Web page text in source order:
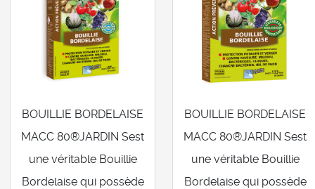
BOUILLIE BORDELAISE
MACC 80®JARDIN Sest
une véritable Bouillie
Bordelaise qui possède
BOUILLIE BORDELAISE
MACC 80®JARDIN Sest
une véritable Bouillie
Bordelaise qui possède